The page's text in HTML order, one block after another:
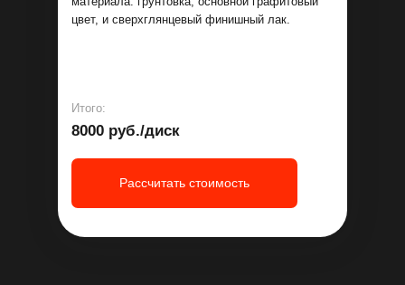
цвет, и сверхглянцевый финишный лак.
Итого:
8000 руб./диск
Рассчитать стоимость